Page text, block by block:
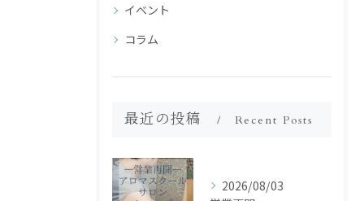
イベント
コラム
最近の投稿 Recent Posts
2026/08/03